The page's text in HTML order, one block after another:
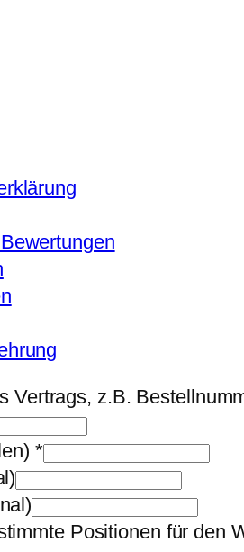
Vertrags, z.B.
*
Positionen für den